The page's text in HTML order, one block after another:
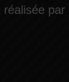
réalisée par